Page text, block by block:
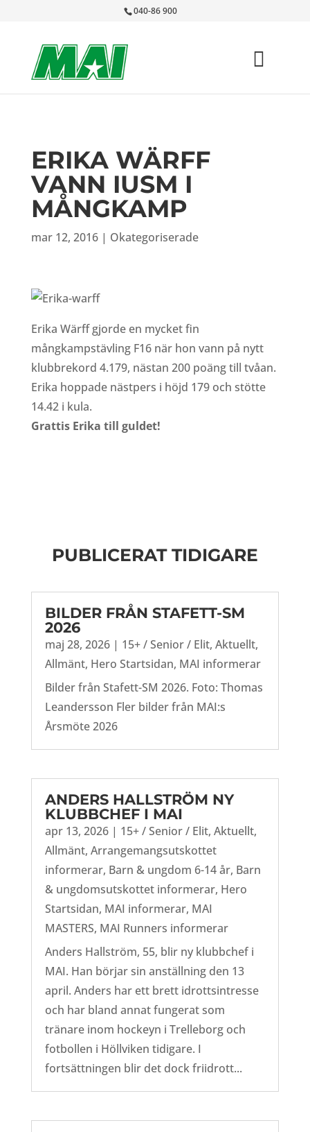
040-86 900
ERIKA WÄRFF
VANN IUSM I
MÅNGKAMP
mar 12, 2016| Okategoriserade
Erika Wärff gjorde en mycket fin
mångkampstävling F16 när hon vann på nytt
klubbrekord 4.179, nästan 200 poäng till tvåan.
Erika hoppade nästpers i höjd 179 och stötte
14.42 i kula.
Grattis Erika till guldet!
PUBLICERAT TIDIGARE
BILDER FRÅN STAFETT-SM
2026
maj 28, 2026| 15+ / Senior / Elit, Aktuellt,
Allmänt, Hero Startsidan, MAI informerar
Bilder från Stafett-SM 2026. Foto: Thomas
Leandersson Fler bilder från MAI:s
Årsmöte 2026
ANDERS HALLSTRÖM NY
KLUBBCHEF I MAI
apr 13, 2026| 15+ / Senior / Elit, Aktuellt,
Allmänt, Arrangemangsutskottet
informerar, Barn & ungdom 6-14 år, Barn
& ungdomsutskottet informerar, Hero
Startsidan, MAI informerar, MAI
MASTERS, MAI Runners informerar
Anders Hallström, 55, blir ny klubbchef i
MAI. Han börjar sin anställning den 13
april. Anders har ett brett idrottsintresse
och har bland annat fungerat som
tränare inom hockeyn i Trelleborg och
fotbollen i Höllviken tidigare. I
fortsättningen blir det dock friidrott...